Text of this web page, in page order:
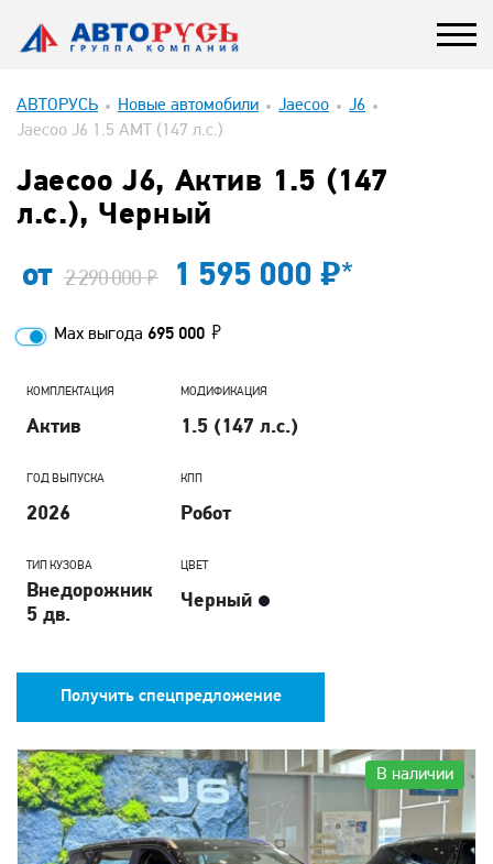
АВТОРУСЬ Новые автомобили Jaecoo
J6
Jaecoo J6 1.5 AMT (147 л.с.)
Jaecoo J6, Актив 1.5 (147
л.с.), Черный
от 2 290 000 1 595 000 *
Max выгода 695 000
КОМПЛЕКТАЦИЯ
Актив
МОДИФИКАЦИЯ
1.5 (147 л.с.)
ГОД ВЫПУСКА
2026
КПП
Робот
ТИП КУЗОВА
Внедорожник
5 дв.
ЦВЕТ
Черный
Получить спецпредложение
В наличии